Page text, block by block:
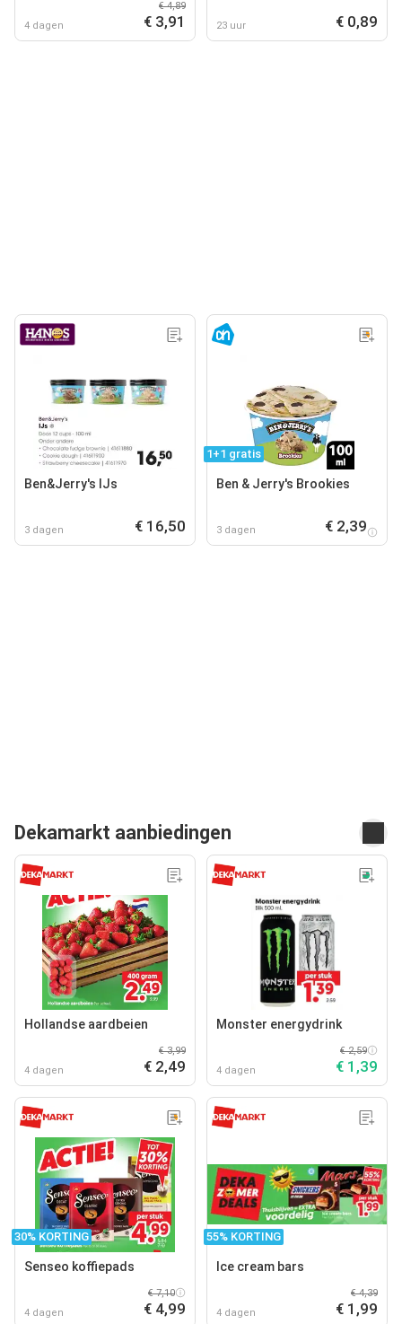
4 dagen
€ 4,89
€ 3,91 23 uur € 0,89
Ben&Jerry's IJs
3 dagen € 16,50
1+1 gratis
Ben & Jerry's Brookies
3 dagen € 2,39
Dekamarkt aanbiedingen
Hollandse aardbeien
4 dagen
€ 3,99
€ 2,49
Monster energydrink
4 dagen
€ 2,59
€ 1,39
30% KORTING
Senseo koffiepads
4 dagen
€ 7,10
€ 4,99
55% KORTING
Ice cream bars
4 dagen
€ 4,39
€ 1,99